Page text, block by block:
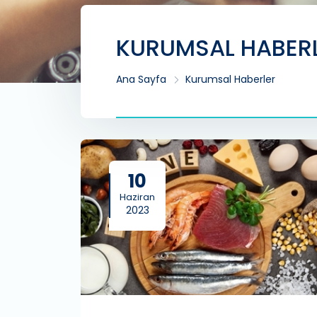
KURUMSAL
Ana Sayfa Kurumsal Haberler
10
Haziran
2023